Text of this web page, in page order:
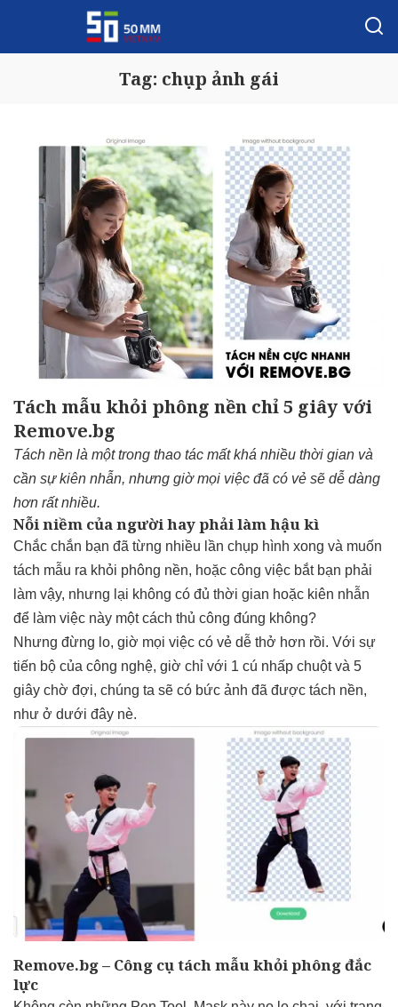
Tag: chụp ảnh gái
Tách mẫu khỏi phông nền chỉ 5 giây với
Remove.bg
Tách nền là một trong thao tác mất khá nhiều thời gian và
cần sự kiên nhẫn, nhưng giờ mọi việc đã có vẻ sẽ dễ dàng
hơn rất nhiều.
Nỗi niềm của người hay phải làm hậu kì
Chắc chắn bạn đã từng nhiều lần chụp hình xong và muốn
tách mẫu ra khỏi phông nền, hoặc công việc bắt bạn phải
làm vậy, nhưng lại không có đủ thời gian hoặc kiên nhẫn
để làm việc này một cách thủ công đúng không?
Nhưng đừng lo, giờ mọi việc có vẻ dễ thở hơn rồi. Với sự
tiến bộ của công nghệ, giờ chỉ với 1 cú nhấp chuột và 5
giây chờ đợi, chúng ta sẽ có bức ảnh đã được tách nền,
như ở dưới đây nè.
Remove.bg – Công cụ tách mẫu khỏi phông đắc
lực